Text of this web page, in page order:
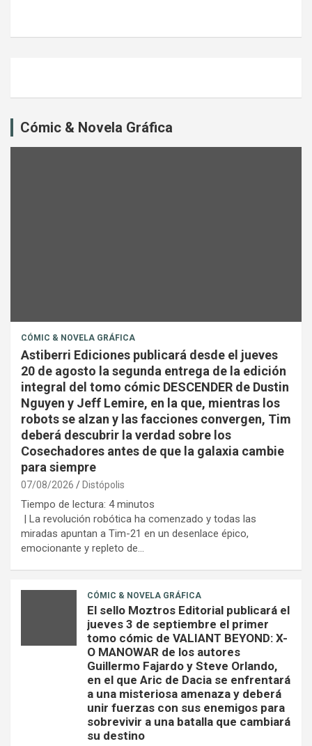
Cómic & Novela Gráfica
CÓMIC & NOVELA GRÁFICA
Astiberri Ediciones publicará desde el jueves
20 de agosto la segunda entrega de la edición
integral del tomo cómic DESCENDER de Dustin
Nguyen y Jeff Lemire, en la que, mientras los
robots se alzan y las facciones convergen, Tim
deberá descubrir la verdad sobre los
Cosechadores antes de que la galaxia cambie
para siempre
07/08/2026 Distópolis
Tiempo de lectura: 4 minutos
| La revolución robótica ha comenzado y todas las
miradas apuntan a Tim-21 en un desenlace épico,
emocionante y repleto de…
CÓMIC & NOVELA GRÁFICA
El sello Moztros Editorial publicará el
jueves 3 de septiembre el primer
tomo cómic de VALIANT BEYOND: X-
O MANOWAR de los autores
Guillermo Fajardo y Steve Orlando,
en el que Aric de Dacia se enfrentará
a una misteriosa amenaza y deberá
unir fuerzas con sus enemigos para
sobrevivir a una batalla que cambiará
su destino